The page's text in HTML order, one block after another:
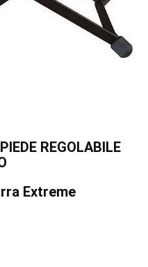
REGOLABILE
Extreme